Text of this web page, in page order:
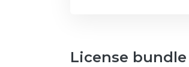
License bundle